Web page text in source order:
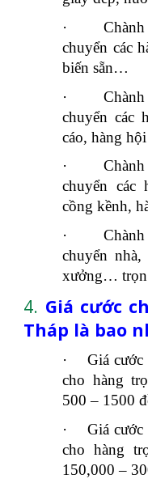
·
chuyển các
biến sẵn…
·
chuyển các
cáo, hàng
·
chuyển các
cồng kềnh,
·
chuyển
xưởng…
4. Giá cước
Tháp là bao
·
Giá
cho hàng
500 – 1500
·
Giá
cho hàng
150,000 –